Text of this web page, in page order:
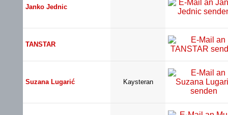
Janko Jednic
TANSTAR
Suzana Lugarić Kaysteran